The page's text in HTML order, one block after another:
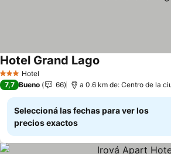
3 Estrellas
Hotel
Hotel Grand Lago
7,7 Bueno 66 a 0.6 km de: Centro de la
Seleccioná las fechas para ver los
precios exactos